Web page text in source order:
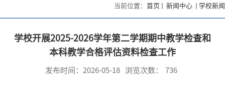
当前位置： 首页 新闻中心 学校新闻
学校开展2025-2026学年第二学期期中教学检查和
本科教学合格评估资料检查工作
发布时间：2026-05-18 浏览次数： 736